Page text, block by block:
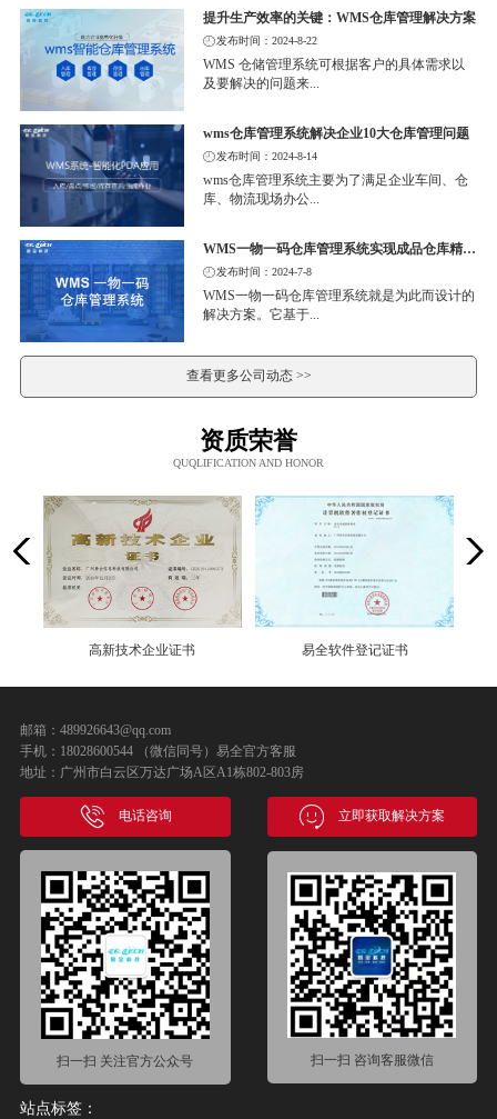
提升生产效率的关键：WMS仓库管理解决方案
发布时间：2024-8-22
WMS 仓储管理系统可根据客户的具体需求以
及要解决的问题来...
wms仓库管理系统解决企业10大仓库管理问题
发布时间：2024-8-14
wms仓库管理系统主要为了满足企业车间、仓
库、物流现场办公...
WMS一物一码仓库管理系统实现成品仓库精细化管理
发布时间：2024-7-8
WMS一物一码仓库管理系统就是为此而设计的
解决方案。它基于...
查看更多公司动态 >>
资质荣誉
QUQLIFICATION AND HONOR
高新技术企业证书 易全软件登记证书
邮箱：489926643@qq.com
手机：18028600544 （微信同号）易全官方客服
地址：广州市白云区万达广场A区A1栋802-803房
电话咨询 立即获取解决方案
扫一扫 关注官方公众号 扫一扫 咨询客服微信
站点标签：